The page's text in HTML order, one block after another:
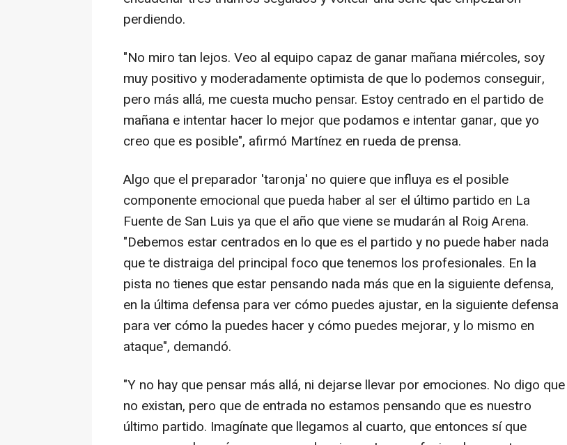
perdiendo.
"No miro tan lejos. Veo al equipo capaz de ganar mañana miércoles, soy
muy positivo y moderadamente optimista de que lo podemos conseguir,
pero más allá, me cuesta mucho pensar. Estoy centrado en el partido de
mañana e intentar hacer lo mejor que podamos e intentar ganar, que yo
creo que es posible", afirmó Martínez en rueda de prensa.
Algo que el preparador 'taronja' no quiere que influya es el posible
componente emocional que pueda haber al ser el último partido en La
Fuente de San Luis ya que el año que viene se mudarán al Roig Arena.
"Debemos estar centrados en lo que es el partido y no puede haber nada
que te distraiga del principal foco que tenemos los profesionales. En la
pista no tienes que estar pensando nada más que en la siguiente defensa,
en la última defensa para ver cómo puedes ajustar, en la siguiente defensa
para ver cómo la puedes hacer y cómo puedes mejorar, y lo mismo en
ataque", demandó.
"Y no hay que pensar más allá, ni dejarse llevar por emociones. No digo que
no existan, pero que de entrada no estamos pensando que es nuestro
último partido. Imagínate que llegamos al cuarto, que entonces sí que